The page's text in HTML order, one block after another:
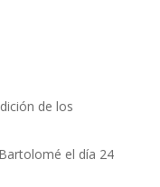
de los
el día 24